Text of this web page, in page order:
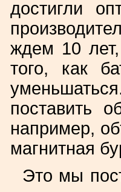
достигли
ждем 10
того, как
поставить
например,
магнитная
Это мы